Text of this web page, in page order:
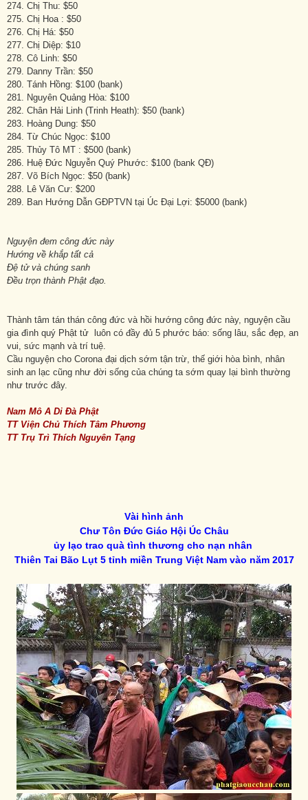
274. Chị Thu: $50
275. Chị Hoa : $50
276. Chị Há: $50
277. Chị Diệp: $10
278. Cô Linh: $50
279. Danny Trần: $50
280. Tánh Hồng: $100 (bank)
281. Nguyên Quảng Hòa: $100
282. Chân Hải Linh (Trinh Heath): $50 (bank)
283. Hoàng Dung: $50
284. Từ Chúc Ngọc: $100
285. Thủy Tô MT : $500 (bank)
286. Huệ Đức Nguyễn Quý Phước: $100 (bank QĐ)
287. Võ Bích Ngọc: $50 (bank)
288. Lê Văn Cư: $200
289. Ban Hướng Dẫn GĐPTVN tại Úc Đại Lợi: $5000 (bank)
Nguyện đem công đức này
Hướng về khắp tất cả
Đệ tử và chúng sanh
Đều trọn thành Phật đạo.
Thành tâm tán thán công đức và hồi hướng công đức này, nguyện cầu
gia đình quý Phật tử luôn có đầy đủ 5 phước báo: sống lâu, sắc đẹp, an
vui, sức mạnh và trí tuệ.
Cầu nguyện cho Corona đại dịch sớm tận trừ, thế giới hòa bình, nhân
sinh an lạc cũng như đời sống của chúng ta sớm quay lại bình thường
như trước đây.
Nam Mô A Di Đà Phật
TT Viện Chủ Thích Tâm Phương
TT Trụ Trì Thích Nguyên Tạng
Vài hình ảnh
Chư Tôn Đức Giáo Hội Úc Châu
ủy lạo trao quà tình thương cho nạn nhân
Thiên Tai Bão Lụt 5 tỉnh miền Trung Việt Nam vào năm 2017